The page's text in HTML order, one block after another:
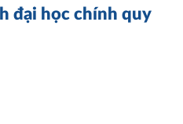
đại học chính quy